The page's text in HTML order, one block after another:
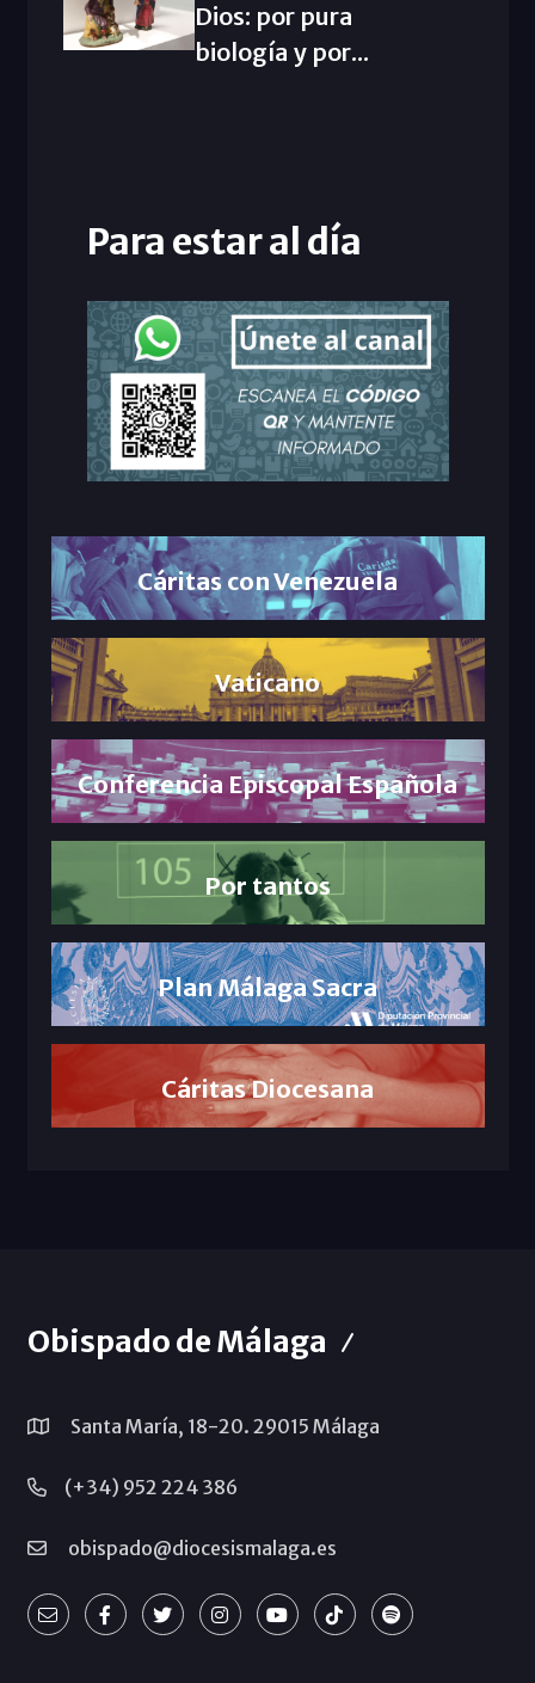
Dios: por pura
biología y por...
Para estar al día
Cáritas con Venezuela
Vaticano
Conferencia Episcopal Española
Por tantos
Plan Málaga Sacra
Cáritas Diocesana
Obispado de Málaga
Santa María, 18-20. 29015 Málaga
(+34) 952 224 386
obispado@diocesismalaga.es